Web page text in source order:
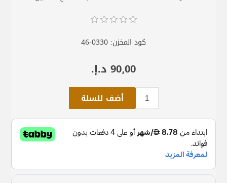
كود المخزن: 46-0330
90٫00 د.إ.‏
أضف للسلة